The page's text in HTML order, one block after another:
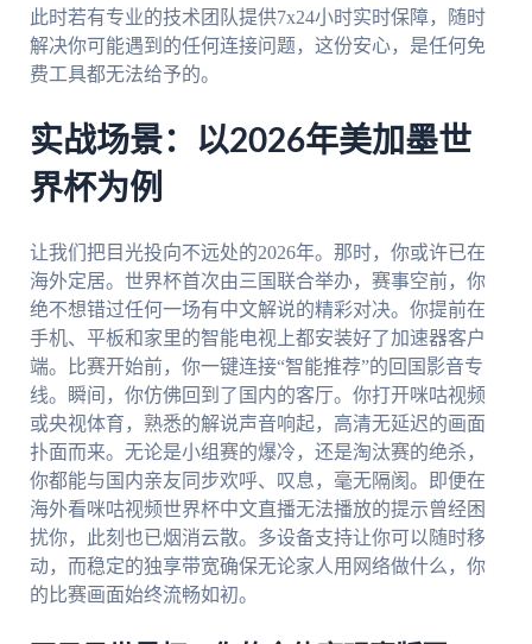
此时若有专业的技术团队提供7x24小时实时保障，随时
解决你可能遇到的任何连接问题，这份安心，是任何免
费工具都无法给予的。
实战场景：以2026年美加墨世
界杯为例
让我们把目光投向不远处的2026年。那时，你或许已在
海外定居。世界杯首次由三国联合举办，赛事空前，你
绝不想错过任何一场有中文解说的精彩对决。你提前在
手机、平板和家里的智能电视上都安装好了加速器客户
端。比赛开始前，你一键连接“智能推荐”的回国影音专
线。瞬间，你仿佛回到了国内的客厅。你打开咪咕视频
或央视体育，熟悉的解说声音响起，高清无延迟的画面
扑面而来。无论是小组赛的爆冷，还是淘汰赛的绝杀，
你都能与国内亲友同步欢呼、叹息，毫无隔阂。即便在
海外看咪咕视频世界杯中文直播无法播放的提示曾经困
扰你，此刻也已烟消云散。多设备支持让你可以随时移
动，而稳定的独享带宽确保无论家人用网络做什么，你
的比赛画面始终流畅如初。